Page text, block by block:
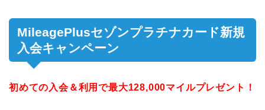
MileagePlusセゾンプラチナカード新規
入会キャンペーン
初めての入会＆利用で最大128,000マイルプレゼント！